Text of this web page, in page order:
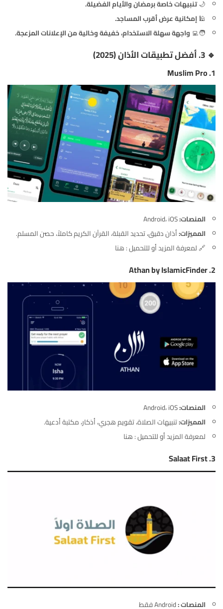
🌙تنبيهات خاصة برمضان والأيام الفضيلة.
🕌إمكانية عرض أقرب المساجد.
🧑‍💻 واجهة سهلة الاستخدام، خفيفة وخالية من الإعلانات المزعجة.
🔹 3. أفضل تطبيقات الأذان (2025)
1.
Muslim Pro
المنصات:Android، iOS
المميزات:أذان دقيق، تحديد القبلة، القرآن الكريم كاملاً، حصن المسلم.
🔗 لمعرفة المزيد أو للتحميل :هنا
2.
Athan by IslamicFinder
المنصات:Android، iOS
المميزات:تنبيهات الصلاة، تقويم هجري، أذكار، مكتبة أدعية.
لمعرفة المزيد أو للتحميل :هنا
3.
Salaat First
المنصات :Android فقط